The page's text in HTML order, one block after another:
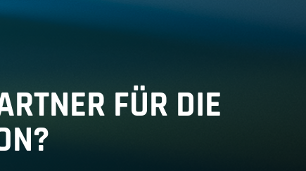
FÜR DIE